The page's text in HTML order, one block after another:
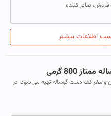
فروش، صادر کننده
اطلاعات بیشتر
800 گرمی
و مغز کف دست گوساله تهیه می شود. در